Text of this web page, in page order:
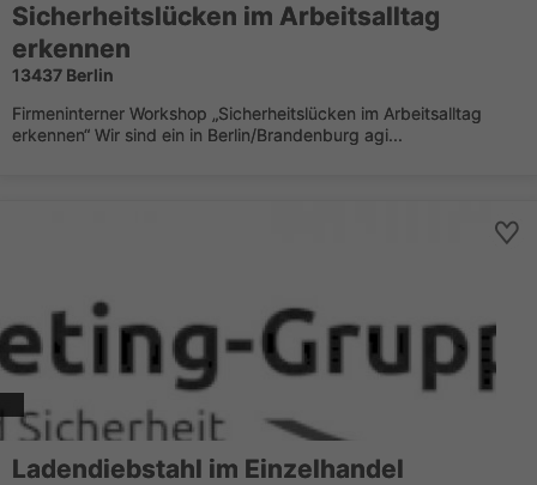
Sicherheitslücken im Arbeitsalltag
erkennen
13437 Berlin
Firmeninterner Workshop „Sicherheitslücken im Arbeitsalltag
erkennen“ Wir sind ein in Berlin/Brandenburg agi...
Ladendiebstahl im Einzelhandel